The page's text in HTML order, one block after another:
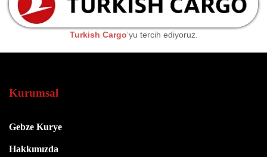
Turkish Cargo‘yu tercih ediyoruz.
Kurumsal
Gebze Kurye
Hakkımızda